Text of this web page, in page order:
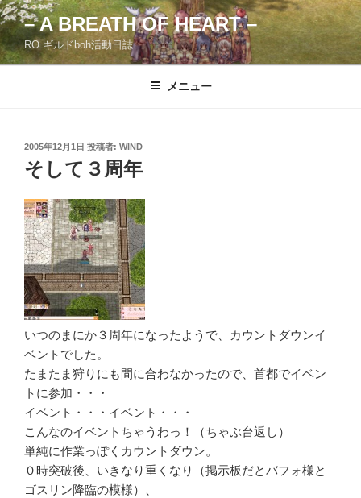
コ
ン
テ
ン
– A BREATH OF HEART –
RO ギルドboh活動日誌
メニュー
投
稿
日:
2005年12月1日 投稿者: WIND
そして３周年
いつのまにか３周年になったようで、カウントダウンイ
ベントでした。
たまたま狩りにも間に合わなかったので、首都でイベン
トに参加・・・
イベント・・・イベント・・・
こんなのイベントちゃうわっ！（ちゃぶ台返し）
単純に作業っぽくカウントダウン。
０時突破後、いきなり重くなり（掲示板だとバフォ様と
ゴスリン降臨の模様）、